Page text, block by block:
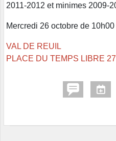
2011-2012 et minimes 2009-
Mercredi 26 octobre de
VAL DE REUIL
PLACE DU TEMPS LIBRE